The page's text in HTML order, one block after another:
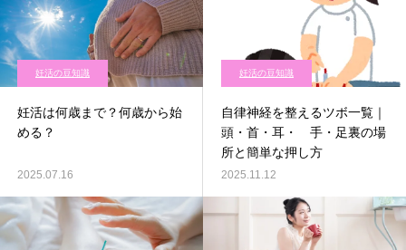
妊活の豆知識
妊活は何歳まで？何歳から始
める？
2025.07.16
妊活の豆知識
自律神経を整えるツボ一覧｜
頭・首・耳・ 手・足裏の場
所と簡単な押し方
2025.11.12